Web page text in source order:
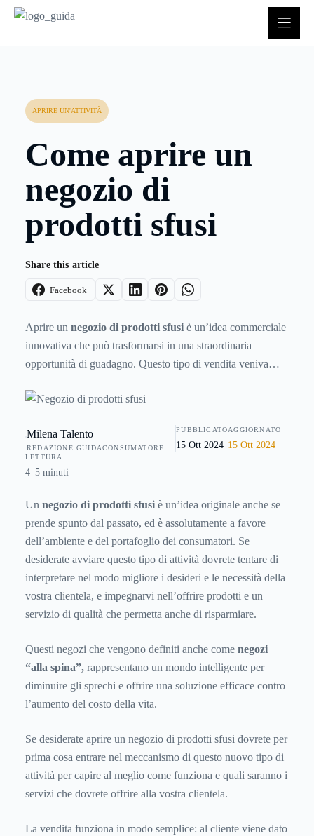
APRIRE UN'ATTIVITÀ
Come aprire un
negozio di
prodotti sfusi
Share this article
Facebook
Aprire un negozio di prodotti sfusi è un’idea commerciale
innovativa che può trasformarsi in una straordinaria
opportunità di guadagno. Questo tipo di vendita veniva
botteghe alimentari. Si poteva scegliere la quantità
pack”, che promettono un grande risparmio, ha portato a un
radicale cambiamento. Oggi però i consumatori stanno
riscoprendo questo tipo di commercio, che sta diventando
alla ribalta questo tipo di attività è dovuto in gran parte ai
vari aspetti positivi che presenta questo metodo di vendita.
Milena Talento
REDAZIONE GUIDACONSUMATORE
PUBBLICATO
15 Ott 2024
AGGIORNATO
15 Ott 2024
LETTURA
4–5 minuti
Un negozio di prodotti sfusi è un’idea originale anche se
prende spunto dal passato, ed è assolutamente a favore
dell’ambiente e del portafoglio dei consumatori. Se
desiderate avviare questo tipo di attività dovrete tentare di
interpretare nel modo migliore i desideri e le necessità della
vostra clientela, e impegnarvi nell’offrire prodotti e un
servizio di qualità che permetta anche di risparmiare.
Questi negozi che vengono definiti anche come negozi
“alla spina”, rappresentano un mondo intelligente per
diminuire gli sprechi e offrire una soluzione efficace contro
l’aumento del costo della vita.
Se desiderate aprire un negozio di prodotti sfusi dovrete per
prima cosa entrare nel meccanismo di questo nuovo tipo di
attività per capire al meglio come funziona e quali saranno i
servizi che dovrete offrire alla vostra clientela.
La vendita funziona in modo semplice: al cliente viene dato